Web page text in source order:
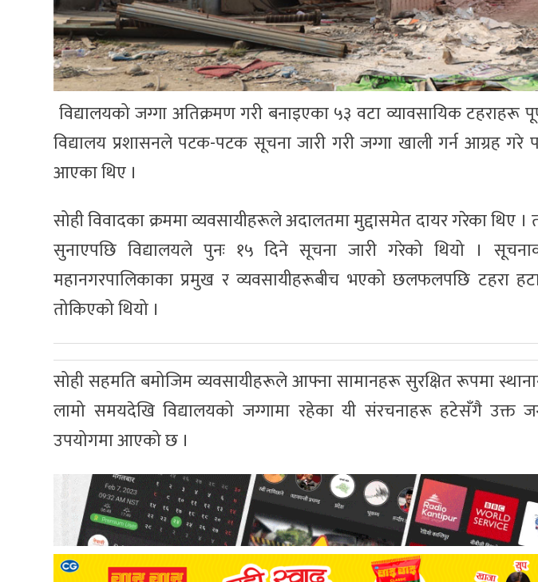
विद्यालयको जग्गा अतिक्रमण गरी बनाइएका ५३ वटा व्यावसायिक टहराहरू
विद्यालय प्रशासनले पटक-पटक सूचना जारी गरी जग्गा खाली गर्न आग्रह गरे
आएका थिए ।
सोही विवादका क्रममा व्यवसायीहरूले अदालतमा मुद्दासमेत दायर गरेका थिए
सुनाएपछि विद्यालयले पुनः १५ दिने सूचना जारी गरेको थियो ।
महानगरपालिकाका प्रमुख र व्यवसायीहरूबीच भएको छलफलपछि टहरा
तोकिएको थियो ।
सोही सहमति बमोजिम व्यवसायीहरूले आफ्ना सामानहरू सुरक्षित रूपमा
लामो समयदेखि विद्यालयको जग्गामा रहेका यी संरचनाहरू हटेसँगै उक्त
उपयोगमा आएको छ ।